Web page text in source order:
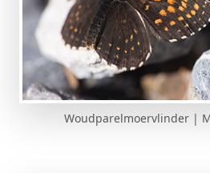
Woudparelmoervlinder |